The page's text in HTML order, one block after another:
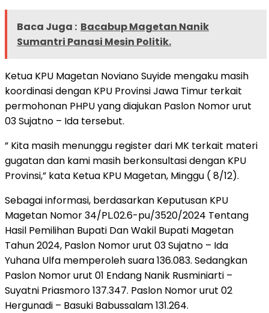
Baca Juga : Bacabup Magetan Nanik
Sumantri Panasi Mesin Politik.
Ketua KPU Magetan Noviano Suyide mengaku masih
koordinasi dengan KPU Provinsi Jawa Timur terkait
permohonan PHPU yang diajukan Paslon Nomor urut
03 Sujatno – Ida tersebut.
” Kita masih menunggu register dari MK terkait materi
gugatan dan kami masih berkonsultasi dengan KPU
Provinsi,” kata Ketua KPU Magetan, Minggu ( 8/12).
Sebagai informasi, berdasarkan Keputusan KPU
Magetan Nomor 34/PL.02.6-pu/3520/2024 Tentang
Hasil Pemilihan Bupati Dan Wakil Bupati Magetan
Tahun 2024, Paslon Nomor urut 03 Sujatno – Ida
Yuhana Ulfa memperoleh suara 136.083. Sedangkan
Paslon Nomor urut 01 Endang Nanik Rusminiarti –
Suyatni Priasmoro 137.347. Paslon Nomor urut 02
Hergunadi – Basuki Babussalam 131.264.